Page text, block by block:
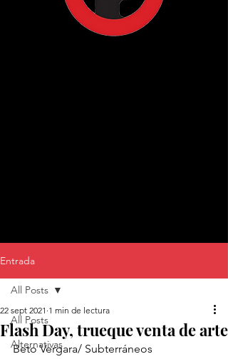
Entrada
All Posts
Alternativas
All Posts
Flash Day, trueque venta de arte
22 sept 2021 1 min de lectura
Beto Vergara/ Subterráneos